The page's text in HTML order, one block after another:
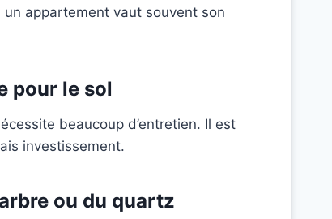
appartement vaut souvent son
pour le sol
beaucoup d’entretien. Il est
investissement.
ou du quartz